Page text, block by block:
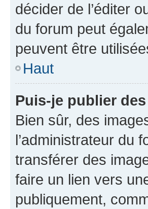
décider de l’éditer
du forum peut
peuvent être
Haut
Puis-je publier
Bien sûr, des
l’administrateur du
transférer des
faire un lien vers
publiquement,